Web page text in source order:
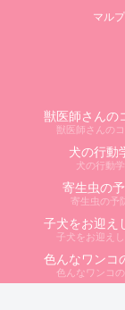
マル
獣医師さんの
獣医師さんの
犬の行動
犬の行動学
寄生虫の
寄生虫の予
子犬をお迎え
子犬をお迎え
色んなワンコ
色んなワンコ